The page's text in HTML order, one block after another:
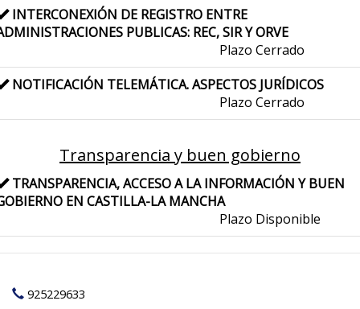
INTERCONEXIÓN DE REGISTRO ENTRE
PUBLICAS: REC, SIR Y ORVE
Plazo Cerrado
NOTIFICACIÓN TELEMÁTICA. ASPECTOS JURÍDICOS
Plazo Cerrado
Transparencia y buen gobierno
TRANSPARENCIA, ACCESO A LA INFORMACIÓN Y BUEN
EN CASTILLA-LA MANCHA
Plazo Disponible
925229633